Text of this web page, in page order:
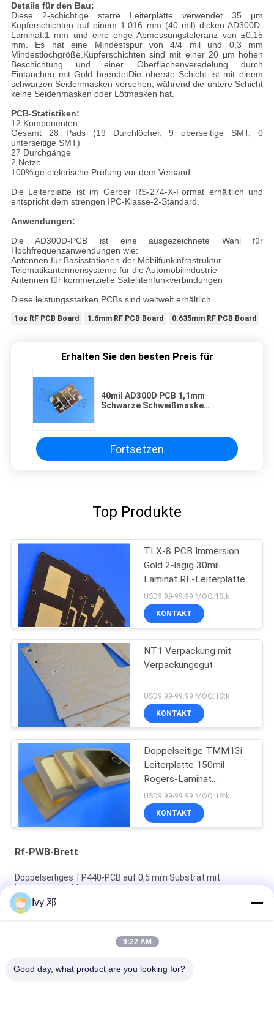
Details für den Bau:
Diese 2-schichtige starre Leiterplatte verwendet 35 μm
Kupferschichten auf einem 1,016 mm (40 mil) dicken AD300D-
Laminat.1 mm und eine enge Abmessungstoleranz von ±0.15
mm. Es hat eine Mindestspur von 4/4 mil und 0,3 mm
Mindestlochgröße.Kupferschichten sind mit einer 20 μm hohen
Beschichtung und einer Oberflächenveredelung durch
Eintauchen mit Gold beendetDie oberste Schicht ist mit einem
schwarzen Seidenmasken versehen, während die untere Schicht
keine Seidenmasken oder Lötmasken hat.
PCB-Statistiken:
12 Komponenten
Gesamt 28 Pads (19 Durchlöcher, 9 oberseitige SMT, 0
unterseitige SMT)
27 Durchgänge
2 Netze
100%ige elektrische Prüfung vor dem Versand
Die Leiterplatte ist im Gerber RS-274-X-Format erhältlich und
entspricht dem strengen IPC-Klasse-2-Standard.
Anwendungen:
Die AD300D-PCB ist eine ausgezeichnete Wahl für
Hochfrequenzanwendungen wie:
Antennen für Basisstationen der Mobilfunkinfrastruktur
Telematikantennensysteme für die Automobilindustrie
Antennen für kommerzielle Satellitenfunkverbindungen
Diese leistungsstarken PCBs sind weltweit erhältlich.
1oz RF PCB Board 1.6mm RF PCB Board 0.635mm RF PCB Board
Erhalten Sie den besten Preis für
40mil AD300D PCB 1,1mm
Schwarze Schweißmaske
Fortsetzen
Top Produkte
TLX-8 PCB Immersion
Gold 2-lagig 30mil
Laminat RF-Leiterplatte
USD9.99-99.99 MOQ:1Stk
KONTAKT
NT1 Verpackung mit
Verpackungsgut
USD9.99-99.99 MOQ:1Stk
KONTAKT
Doppelseitige TMM13i
Leiterplatte 150mil
Rogers-Laminat
Hochfrequenzschaltungen
USD9.99-99.99 MOQ:1Stk
KONTAKT
Rf-PWB-Brett
Doppelseitiges TP440-PCB auf 0,5 mm Substrat mit
Immersionsgold
Doppelseitiges CER-10 Hochfrequenz-PCB 30 Millimeter
Laminat-Immersionssilber
5 mil Dicke WL-CT300 PCB 2-Schicht schwarz Seidenfläche
Ivy 邓
9:22 AM
Good day, what product are you looking for?